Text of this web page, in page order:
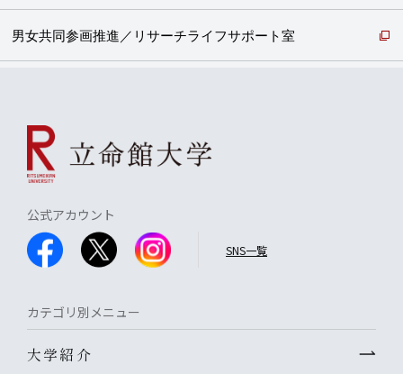
男女共同参画推進／リサーチライフサポート室
公式アカウント
SNS一覧
カテゴリ別メニュー
大学紹介